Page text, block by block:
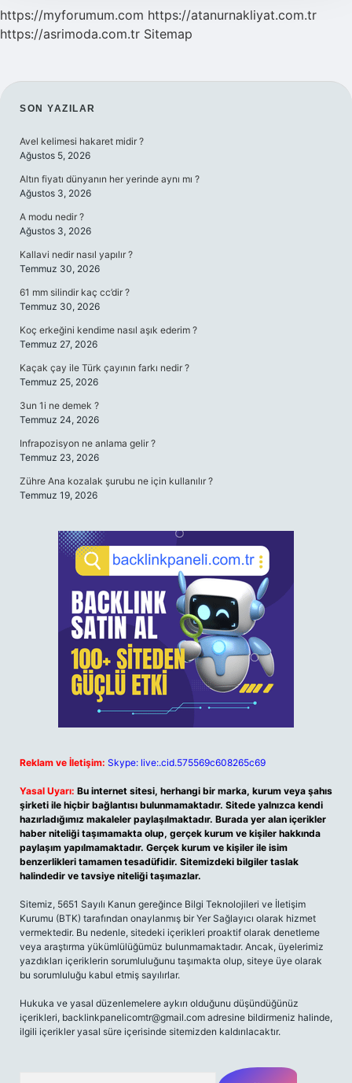
https://myforumum.com https://atanurnakliyat.com.tr
https://asrimoda.com.tr Sitemap
SIDEBAR
SON YAZILAR
Avel kelimesi hakaret midir ?
Ağustos 5, 2026
Altın fiyatı dünyanın her yerinde aynı mı ?
Ağustos 3, 2026
A modu nedir ?
Ağustos 3, 2026
Kallavi nedir nasıl yapılır ?
Temmuz 30, 2026
61 mm silindir kaç cc’dir ?
Temmuz 30, 2026
Koç erkeğini kendime nasıl aşık ederim ?
Temmuz 27, 2026
Kaçak çay ile Türk çayının farkı nedir ?
Temmuz 25, 2026
3un 1i ne demek ?
Temmuz 24, 2026
Infrapozisyon ne anlama gelir ?
Temmuz 23, 2026
Zühre Ana kozalak şurubu ne için kullanılır ?
Temmuz 19, 2026
Reklam ve İletişim: Skype: live:.cid.575569c608265c69
Yasal Uyarı: Bu internet sitesi, herhangi bir marka, kurum veya şahıs
şirketi ile hiçbir bağlantısı bulunmamaktadır. Sitede yalnızca kendi
hazırladığımız makaleler paylaşılmaktadır. Burada yer alan içerikler
haber niteliği taşımamakta olup, gerçek kurum ve kişiler hakkında
paylaşım yapılmamaktadır. Gerçek kurum ve kişiler ile isim
benzerlikleri tamamen tesadüfidir. Sitemizdeki bilgiler taslak
halindedir ve tavsiye niteliği taşımazlar.
Sitemiz, 5651 Sayılı Kanun gereğince Bilgi Teknolojileri ve İletişim
Kurumu (BTK) tarafından onaylanmış bir Yer Sağlayıcı olarak hizmet
vermektedir. Bu nedenle, sitedeki içerikleri proaktif olarak denetleme
veya araştırma yükümlülüğümüz bulunmamaktadır. Ancak, üyelerimiz
yazdıkları içeriklerin sorumluluğunu taşımakta olup, siteye üye olarak
bu sorumluluğu kabul etmiş sayılırlar.
Hukuka ve yasal düzenlemelere aykırı olduğunu düşündüğünüz
içerikleri, backlinkpanelicomtr@gmail.com adresine bildirmeniz halinde,
ilgili içerikler yasal süre içerisinde sitemizden kaldırılacaktır.